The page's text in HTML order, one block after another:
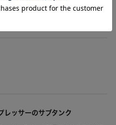
性のものをご用意ください。
（
レッサーのサブタンク